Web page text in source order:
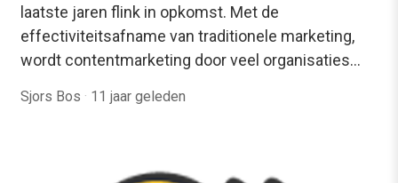
laatste jaren flink in opkomst. Met de
effectiviteitsafname van traditionele marketing,
wordt contentmarketing door veel organisaties…
Sjors Bos · 11 jaar geleden